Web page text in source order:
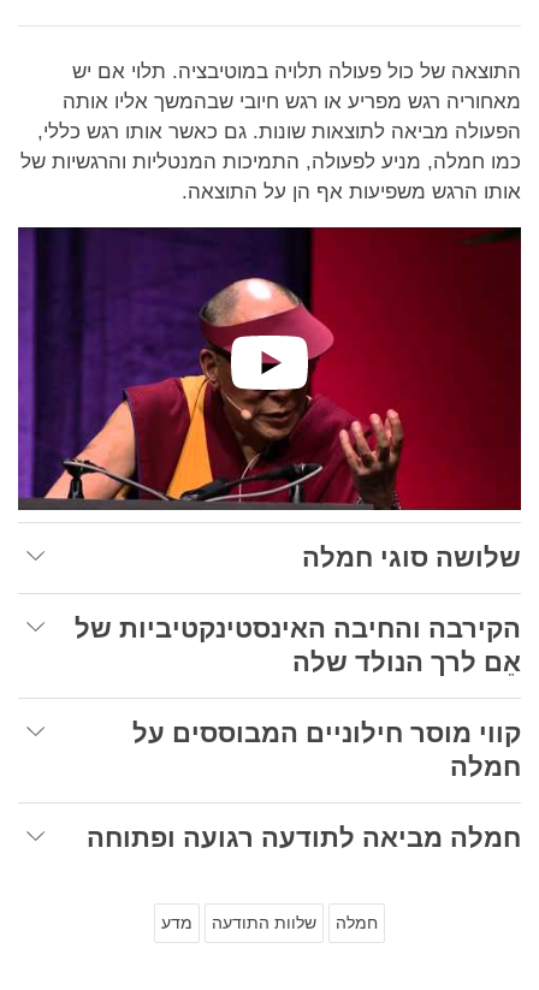
התוצאה של כול פעולה תלויה במוטיבציה. תלוי אם יש
מאחוריה רגש מפריע או רגש חיובי שבהמשך אליו אותה
הפעולה מביאה לתוצאות שונות. גם כאשר אותו רגש כללי,
כמו חמלה, מניע לפעולה, התמיכות המנטליות והרגשיות של
אותו הרגש משפיעות אף הן על התוצאה.
שלושה סוגי חמלה
הקירבה והחיבה האינסטינקטיביות של
אֵם לרך הנולד שלה
קווי מוסר חילוניים המבוססים על
חמלה
חמלה מביאה לתודעה רגועה ופתוחה
חמלה שלוות התודעה מדע